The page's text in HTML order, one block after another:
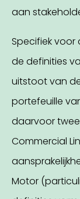
aan
Specifiek voor
de definities
uitstoot van
portefeuille
daarvoor
Commercial
Motor